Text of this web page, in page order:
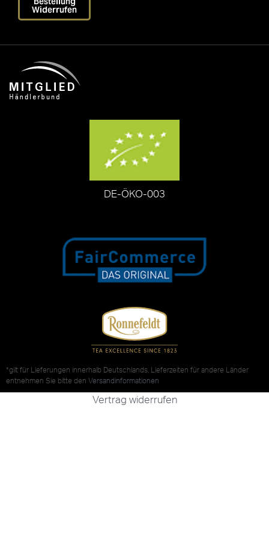
Widerrufen
DE-ÖKO-003
*gilt für Lieferungen innerhalb Deutschlands, Lieferzeiten für andere Länder
entnehmen Sie bitte den Versandinformationen
Vertrag widerrufen